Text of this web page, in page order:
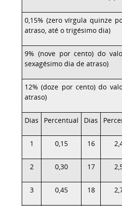
0,15% (zero vírgula quinze
atraso, até o trigésimo dia)
9% (nove por cento) do
sexagésimo dia de atraso)
12% (doze por cento) do
atraso)
Dias Percentual Dias
1 0,15 16
2 0,30 17
3 0,45 18